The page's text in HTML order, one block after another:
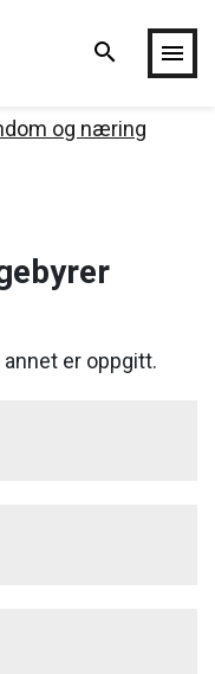
search menu
og næring
er oppgitt.